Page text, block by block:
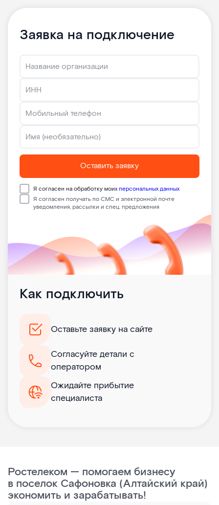
Заявка на подключение
Оставить заявку
Я согласен на обработку моихперсональных данных
Я согласен получать по СМС и электронной почте
уведомления, рассылки и спец. предложения
Как подключить
Оставьте заявку на сайте
Согласуйте детали с
оператором
Ожидайте прибытие
специалиста
Ростелеком — помогаем бизнесу
в поселок Сафоновка (Алтайский край)
экономить и зарабатывать!